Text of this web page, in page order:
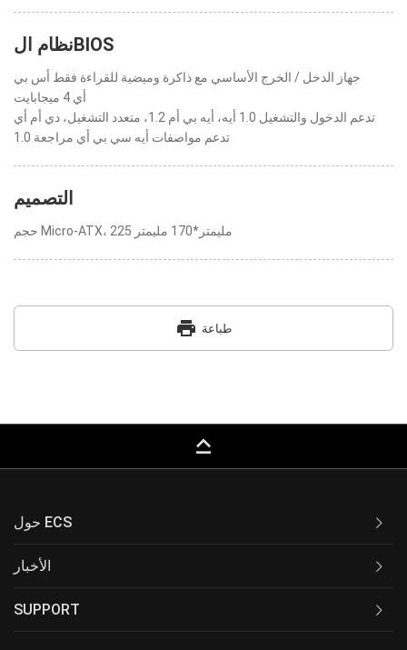
نظام الBIOS
جهاز الدخل / الخرج الأساسي مع ذاكرة وميضية للقراءة فقط أس بي
أي 4 ميجابايت
تدعم الدخول والتشغيل 1.0 أيه، أيه بي أم 1.2، متعدد التشغيل، دي أم أي
تدعم مواصفات أيه سي بي أي مراجعة 1.0
التصميم
حجم Micro-ATX، 225 مليمتر*170 مليمتر
print طباعة
keyboard_capslock
حول ECS
الأخبار
SUPPORT